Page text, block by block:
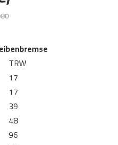
TRW
17
17
39
48
96